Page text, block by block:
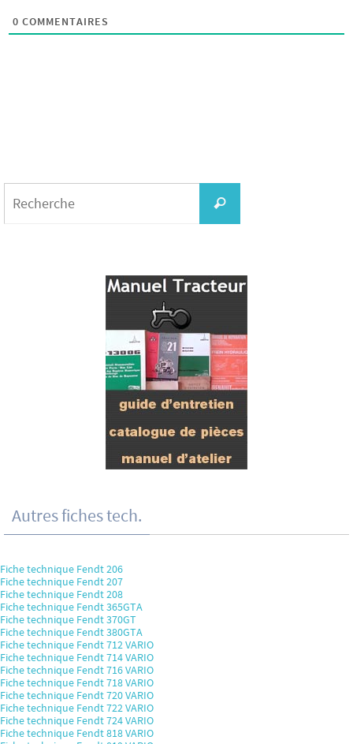
0 COMMENTAIRES
Recherche
Autres fiches tech.
Fiche technique Fendt 206
Fiche technique Fendt 207
Fiche technique Fendt 208
Fiche technique Fendt 365GTA
Fiche technique Fendt 370GT
Fiche technique Fendt 380GTA
Fiche technique Fendt 712 VARIO
Fiche technique Fendt 714 VARIO
Fiche technique Fendt 716 VARIO
Fiche technique Fendt 718 VARIO
Fiche technique Fendt 720 VARIO
Fiche technique Fendt 722 VARIO
Fiche technique Fendt 724 VARIO
Fiche technique Fendt 818 VARIO